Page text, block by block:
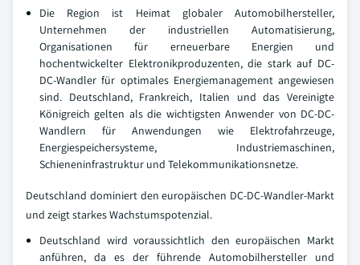
Die Region ist Heimat globaler Automobilhersteller,
Unternehmen der industriellen Automatisierung,
Organisationen für erneuerbare Energien und
hochentwickelter Elektronikproduzenten, die stark auf DC-
DC-Wandler für optimales Energiemanagement angewiesen
sind. Deutschland, Frankreich, Italien und das Vereinigte
Königreich gelten als die wichtigsten Anwender von DC-DC-
Wandlern für Anwendungen wie Elektrofahrzeuge,
Energiespeichersysteme, Industriemaschinen,
Schieneninfrastruktur und Telekommunikationsnetze.
Deutschland dominiert den europäischen DC-DC-Wandler-Markt
und zeigt starkes Wachstumspotenzial.
Deutschland wird voraussichtlich den europäischen Markt
anführen, da es der führende Automobilhersteller und